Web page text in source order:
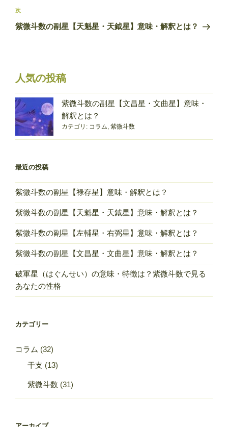
ビ
ゲ
ン
稿
次
の
次
紫微斗数の副星【天魁星・天鉞星】意味・解釈とは？
人気の投稿
紫微斗数の副星【文昌星・文曲星】意味・
解釈とは？
カテゴリ: コラム, 紫微斗数
最近の投稿
紫微斗数の副星【禄存星】意味・解釈とは？
紫微斗数の副星【天魁星・天鉞星】意味・解釈とは？
紫微斗数の副星【左輔星・右弼星】意味・解釈とは？
紫微斗数の副星【文昌星・文曲星】意味・解釈とは？
破軍星（はぐんせい）の意味・特徴は？紫微斗数で見る
あなたの性格
カテゴリー
コラム (32)
干支 (13)
紫微斗数 (31)